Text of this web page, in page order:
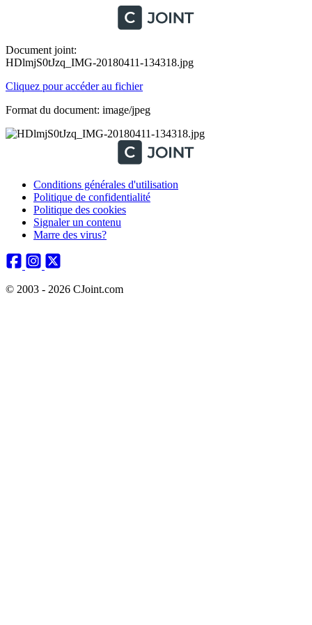
Document joint:
HDlmjS0tJzq_IMG-20180411-134318.jpg
Cliquez pour accéder au fichier
Format du document: image/jpeg
Conditions générales d'utilisation
Politique de confidentialité
Politique des cookies
Signaler un contenu
Marre des virus?
© 2003 - 2026 CJoint.com